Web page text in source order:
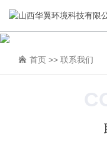
首页 >> 联系我们